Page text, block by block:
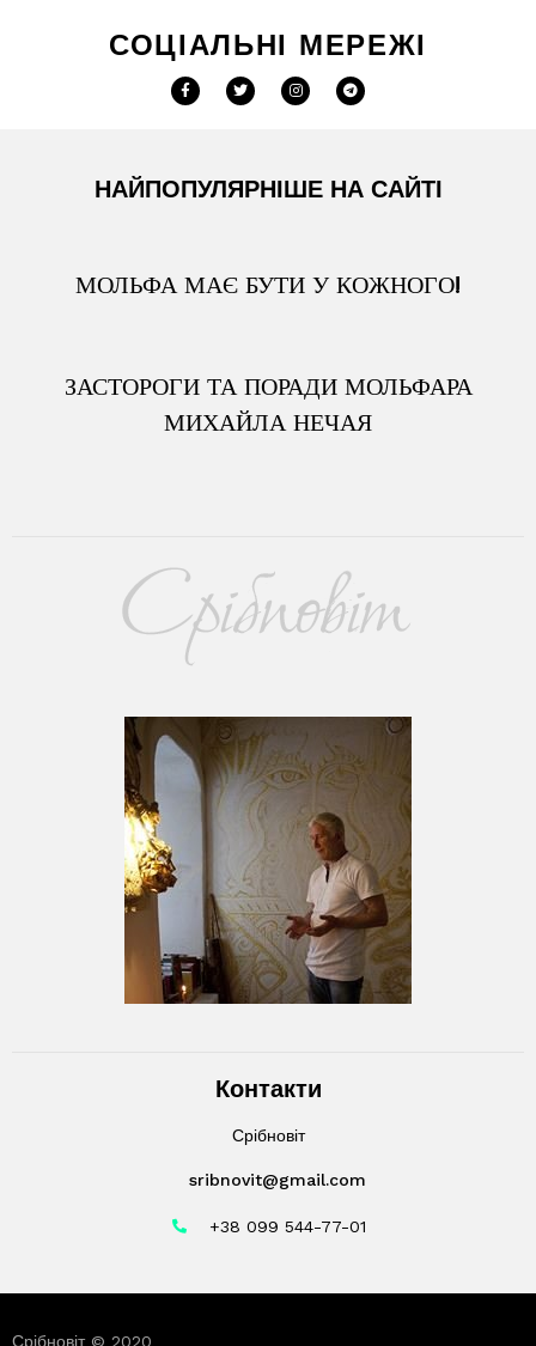
СОЦІАЛЬНІ МЕРЕЖІ
НАЙПОПУЛЯРНІШЕ НА САЙТІ
МОЛЬФА МАЄ БУТИ У КОЖНОГО!
ЗАСТОРОГИ ТА ПОРАДИ МОЛЬФАРА
МИХАЙЛА НЕЧАЯ
Контакти
Срібновіт
sribnovit@gmail.com
+38 099 544-77-01
Срібновіт © 2020